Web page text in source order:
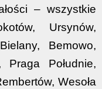
– wszystkie
Ursynów,
Bemowo,
Południe,
Wesoła